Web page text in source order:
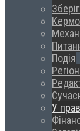
Кермо
Подія
У